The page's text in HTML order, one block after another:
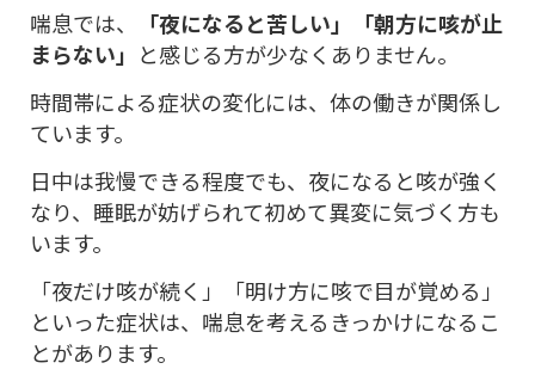
喘息では、
「夜になると苦しい」「朝方に咳が止
まらない」 と感じる方が少なくありません。
時間帯による症状の変化には、体の働きが関係し
ています。
日中は我慢できる程度でも、夜になると咳が強く
なり、睡眠が妨げられて初めて異変に気づく方も
います。
「夜だけ咳が続く」「明け方に咳で目が覚める」
といった症状は、喘息を考えるきっかけになるこ
とがあります。